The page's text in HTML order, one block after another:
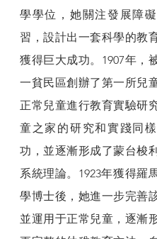
學學位，她關注發展障
習，設計出一套科學的教
獲得巨大成功。1907年，
一貧民區創辦了第一所兒
正常兒童進行教育實驗研
童之家的研究和實踐同
功，並逐漸形成了蒙台梭
系統理論。1923年獲得羅
學博士後，她進一步完善
並運用于正常兒童，逐漸